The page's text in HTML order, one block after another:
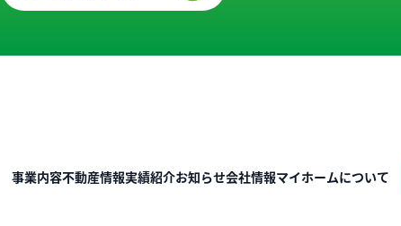
事業内容不動産情報実績紹介お知らせ会社情報マイホームについて